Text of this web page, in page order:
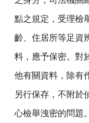
點之規定，受理檢
齡、住居所等足資
料，應予保密。對
他有關資料，除有
另行保存，不附於
心檢舉洩密的問